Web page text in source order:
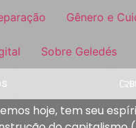
Gênero e
Sobre Geledés
hoje, tem seu